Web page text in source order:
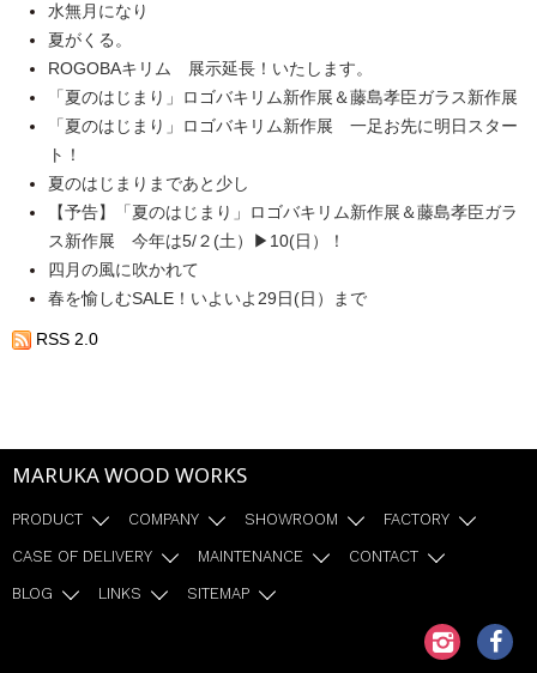
水無月になり
夏がくる。
ROGOBAキリム 展示延長！いたします。
「夏のはじまり」ロゴバキリム新作展＆藤島孝臣ガラス新作展
「夏のはじまり」ロゴバキリム新作展 一足お先に明日スター
ト！
夏のはじまりまであと少し
【予告】「夏のはじまり」ロゴバキリム新作展＆藤島孝臣ガラ
ス新作展 今年は5/２(土）▶10(日）！
四月の風に吹かれて
春を愉しむSALE！いよいよ29日(日）まで
RSS 2.0
MARUKA WOOD WORKS
PRODUCT COMPANY SHOWROOM FACTORY
CASE OF DELIVERY MAINTENANCE CONTACT
BLOG LINKS SITEMAP